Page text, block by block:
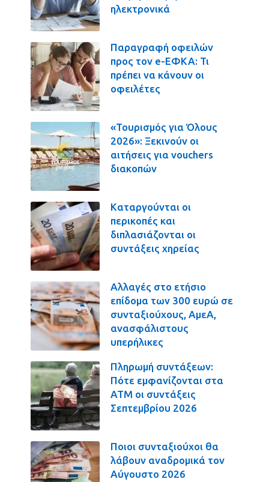
ηλεκτρονικά
Παραγραφή οφειλών
προς τον e-ΕΦΚΑ: Τι
πρέπει να κάνουν οι
οφειλέτες
«Τουρισμός για Όλους
2026»: Ξεκινούν οι
αιτήσεις για vouchers
διακοπών
Καταργούνται οι
περικοπές και
διπλασιάζονται οι
συντάξεις χηρείας
Αλλαγές στο ετήσιο
επίδομα των 300 ευρώ σε
συνταξιούχους, ΑμεΑ,
ανασφάλιστους
υπερήλικες
Πληρωμή συντάξεων:
Πότε εμφανίζονται στα
ΑΤΜ οι συντάξεις
Σεπτεμβρίου 2026
Ποιοι συνταξιούχοι θα
λάβουν αναδρομικά τον
Αύγουστο 2026